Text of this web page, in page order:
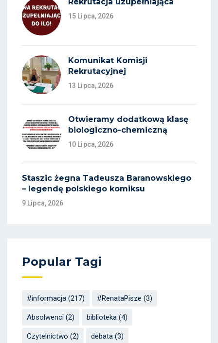
15 Lipca, 2026
Komunikat Komisji
Rekrutacyjnej
13 Lipca, 2026
Otwieramy dodatkową klasę
biologiczno-chemiczną
10 Lipca, 2026
Staszic żegna Tadeusza Baranowskiego
– legendę polskiego komiksu
9 Lipca, 2026
Popular Tagi
#informacja (217) #RenataPisze (3)
Absolwenci (2) biblioteka (4)
Czytelnictwo (2) debata (3)